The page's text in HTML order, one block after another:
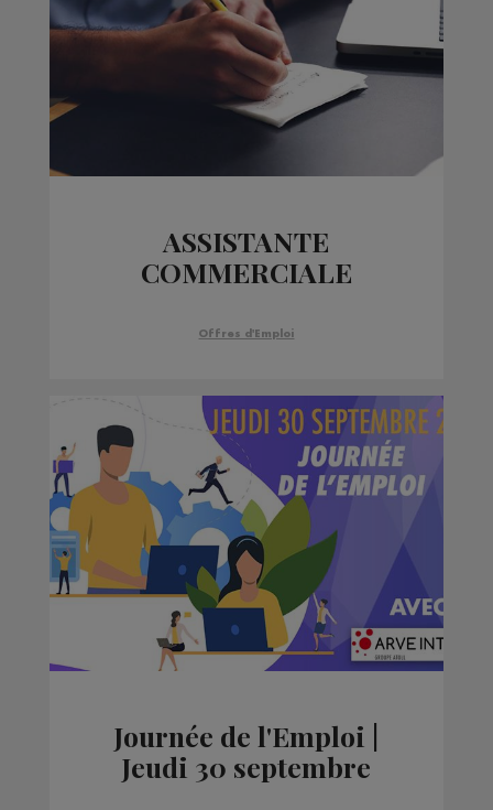
ASSISTANTE
COMMERCIALE
Offres d'Emploi
Journée de l'Emploi |
Jeudi 30 septembre